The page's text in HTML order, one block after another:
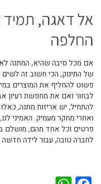
אל דאגה,
החלפה
אם מכל סיבה שהיא, המתנה
של התינוק, הכי חשוב זה
פשוט להחליף את המוצרים
לבחור ואם את מחפשת רעיון
להתחיל, יש אריזות מתנה,
ואחרי מחקר מעמיק. האמיני
פרטים וכל אחד מהם, מושלם
לחברה טובה, עבור לידה